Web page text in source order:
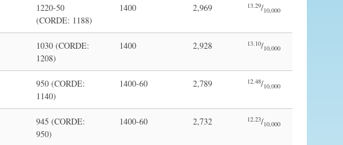
1220-50
(CORDE: 1188)
1400 2,969 13.29/10,000
1030 (CORDE:
1208)
1400 2,928 13.10/10,000
950 (CORDE:
1140)
1400-60 2,789 12.48/10,000
945 (CORDE:
950)
1400-60 2,732 12.23/10,000